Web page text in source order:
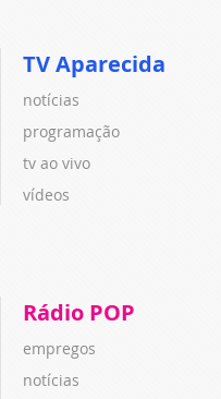
TV Aparecida
notícias
programação
tv ao vivo
vídeos
Rádio POP
empregos
notícias